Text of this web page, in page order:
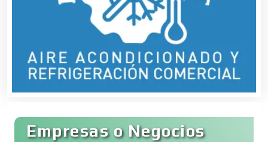
Basculas
Empresas o Negocios